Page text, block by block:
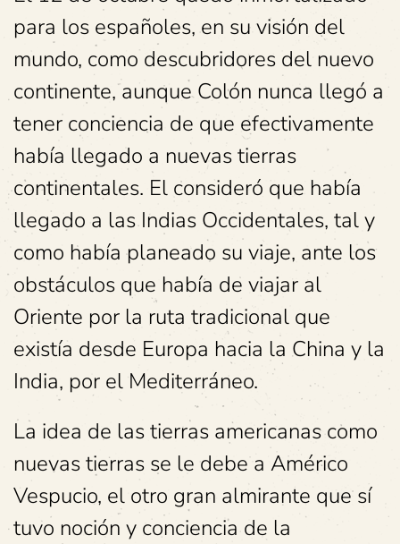
para los españoles, en su visión del
mundo, como descubridores del nuevo
continente, aunque Colón nunca llegó a
tener conciencia de que efectivamente
había llegado a nuevas tierras
continentales. El consideró que había
llegado a las Indias Occidentales, tal y
como había planeado su viaje, ante los
obstáculos que había de viajar al
Oriente por la ruta tradicional que
existía desde Europa hacia la China y la
India, por el Mediterráneo.
La idea de las tierras americanas como
nuevas tierras se le debe a Américo
Vespucio, el otro gran almirante que sí
tuvo noción y conciencia de la